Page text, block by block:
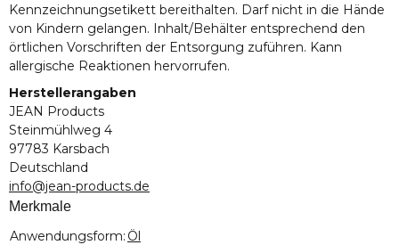
Kennzeichnungsetikett bereithalten. Darf nicht in die Hände
von Kindern gelangen. Inhalt/Behälter entsprechend den
örtlichen Vorschriften der Entsorgung zuführen. Kann
allergische Reaktionen hervorrufen.
Herstellerangaben
JEAN Products
Steinmühlweg 4
97783 Karsbach
Deutschland
info@jean-products.de
Merkmale
Produkteigenschaft
Wert
Anwendungsform: Öl